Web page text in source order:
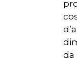
da